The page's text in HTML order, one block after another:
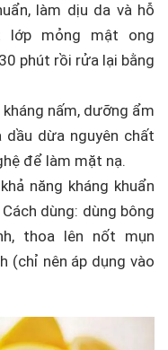
làm dịu da và hỗ
lớp mỏng mật ong
phút rồi rửa lại bằng
kháng nấm, dưỡng ẩm
dừa nguyên chất
để làm mặt nạ.
năng kháng khuẩn
dùng: dùng bông
thoa lên nốt mụn
(chỉ nên áp dụng vào